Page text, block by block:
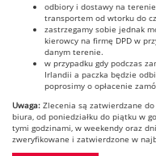
odbiory i dostawy na
transportem od wtorku do
zastrzegamy sobie jednak
kierowcy na firmę DPD w
danym terenie.
w przypadku gdy podczas
Irlandii a paczka będzie
poprosimy o opłacenie
Uwaga: Zlecenia są zatwierdzane
biura, od poniedziałku do piątku w
tymi godzinami, w weekendy oraz
zweryfikowane i zatwierdzone w